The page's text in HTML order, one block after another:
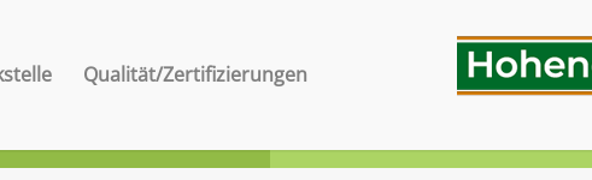
Qualität/Zertifizierungen